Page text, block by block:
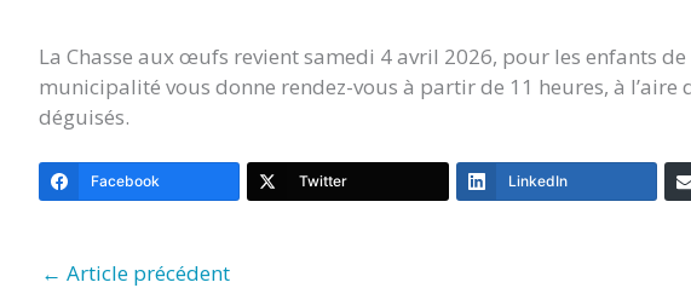
La Chasse aux œufs revient samedi 4 avril 2026, pour les enfants de
municipalité vous donne rendez-vous à partir de 11 heures, à l’aire
déguisés.
Facebook Twitter LinkedIn
← Article précédent